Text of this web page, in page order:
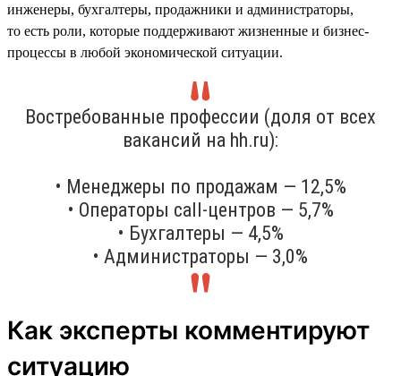
инженеры, бухгалтеры, продажники и администраторы,
то есть роли, которые поддерживают жизненные и бизнес-
процессы в любой экономической ситуации.
Востребованные профессии (доля от всех
вакансий на hh.ru):
• Менеджеры по продажам — 12,5%
• Операторы call-центров — 5,7%
• Бухгалтеры — 4,5%
• Администраторы — 3,0%
Как эксперты комментируют
ситуацию